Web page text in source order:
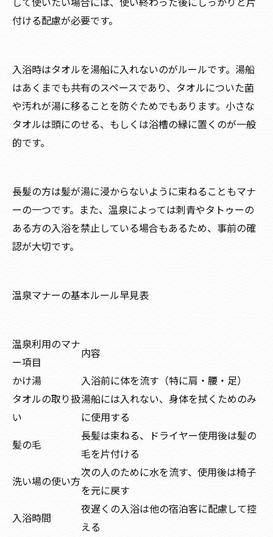
付ける配慮が必要です。
入浴時はタオルを湯船に入れないのがルールです。湯船
はあくまでも共有のスペースであり、タオルについた菌
や汚れが湯に移ることを防ぐためでもあります。小さな
タオルは頭にのせる、もしくは浴槽の縁に置くのが一般
的です。
長髪の方は髪が湯に浸からないように束ねることもマナ
ーの一つです。また、温泉によっては刺青やタトゥーの
ある方の入浴を禁止している場合もあるため、事前の確
認が大切です。
温泉マナーの基本ルール早見表
温泉利用のマナ
ー項目
内容
かけ湯
入浴前に体を流す（特に肩・腰・足）
タオルの取り扱
い
湯船には入れない、身体を拭くためのみ
に使用する
髪の毛
長髪は束ねる、ドライヤー使用後は髪の
毛を片付ける
洗い場の使い方
次の人のために水を流す、使用後は椅子
を元に戻す
入浴時間
夜遅くの入浴は他の宿泊客に配慮して控
える